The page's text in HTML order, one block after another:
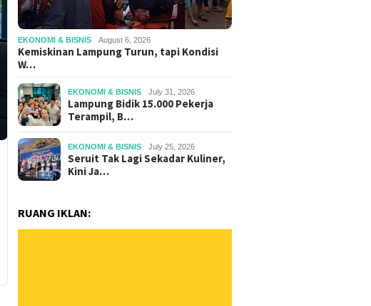
EKONOMI & BISNIS August 6, 2026
Kemiskinan Lampung Turun, tapi Kondisi
W…
EKONOMI & BISNIS July 31, 2026
Lampung Bidik 15.000 Pekerja
Terampil, B…
EKONOMI & BISNIS July 25, 2026
Seruit Tak Lagi Sekadar Kuliner,
Kini Ja…
RUANG IKLAN: